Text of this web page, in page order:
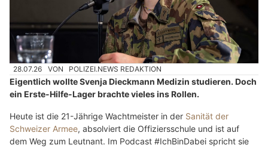
28.07.26 VON POLIZEI.NEWS REDAKTION
Eigentlich wollte Svenja Dieckmann Medizin studieren. Doch
ein Erste-Hilfe-Lager brachte vieles ins Rollen.
Heute ist die 21-Jährige Wachtmeister in der Sanität der
Schweizer Armee, absolviert die Offiziersschule und ist auf
dem Weg zum Leutnant. Im Podcast #IchBinDabei spricht sie